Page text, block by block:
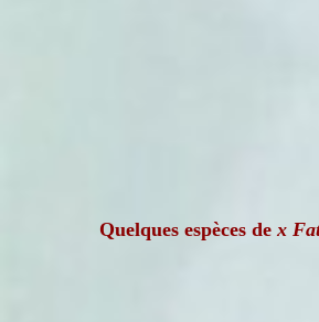
Quelques espèces dex